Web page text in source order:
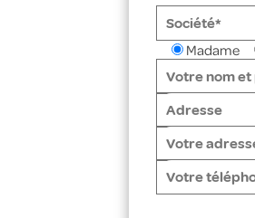
Madame